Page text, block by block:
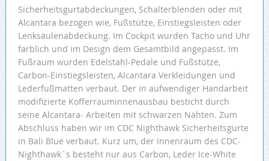
Sicherheitsgurtabdeckungen, Schalterblenden oder mit
Alcantara bezogen wie, Fußstütze, Einstiegsleisten oder
Lenksäulenabdeckung. Im Cockpit wurden Tacho und Uhr
farblich und im Design dem Gesamtbild angepasst. Im
Fußraum wurden Edelstahl-Pedale und Fußstütze,
Carbon-Einstiegsleisten, Alcantara Verkleidungen und
Lederfußmatten verbaut. Der in aufwendiger Handarbeit
modifizierte Kofferrauminnenausbau besticht durch
seine Alcantara- Arbeiten mit schwarzen Nähten. Zum
Abschluss haben wir im CDC Nighthawk Sicherheitsgurte
in Bali Blue verbaut. Kurz um, der Innenraum des CDC-
Nighthawk`s besteht nur aus Carbon, Leder Ice-White